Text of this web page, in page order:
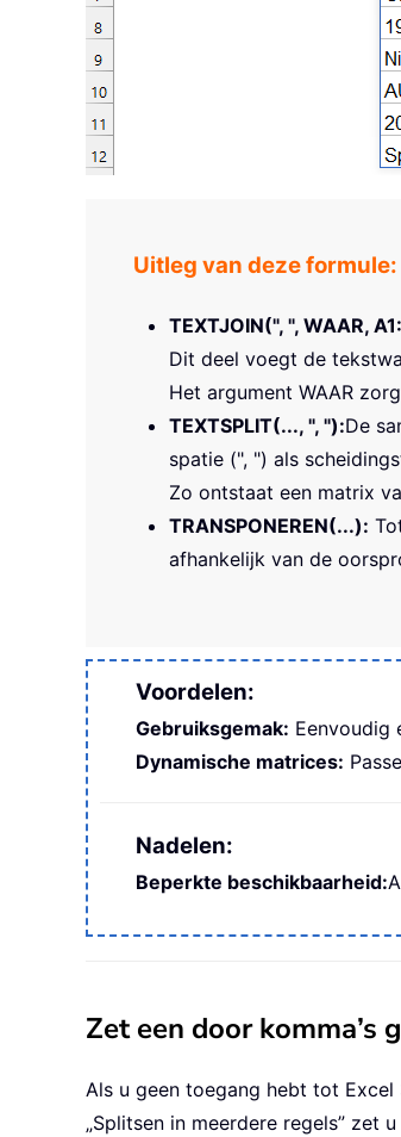
Uitleg van deze formule:
TEXTJOIN(", ", WAAR,
Dit deel voegt de
Het argument WAAR
TEXTSPLIT(..., ", "):De
spatie (", ") als
Zo ontstaat een matrix
TRANSPONEREN(...):
afhankelijk van de
Voordelen:
Gebruiksgemak: Eenvoudig
Dynamische matrices:
Nadelen:
Beperkte beschikbaarheid:
Zet een door
Als u geen toegang hebt tot
„Splitsen in meerdere regels” zet